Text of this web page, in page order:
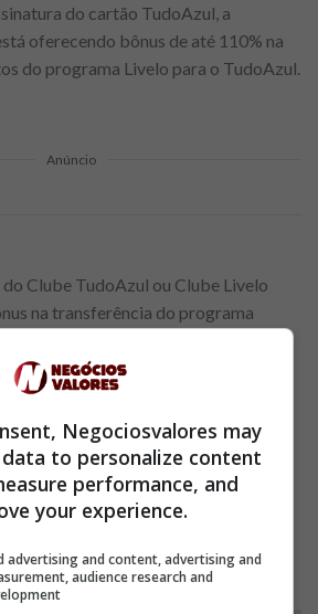
do cartão TudoAzul, a
oferecendo bônus de até 110% na
do programa Livelo para o TudoAzul.
Anúncio
Clube TudoAzul ou Clube Livelo
na transferência do programa
o bônus é de 70%.
transferir os pontos é necessário se
Para ganhar a bonificação nos
Livelo para o TudoAzul, é necessário
dentro do prazo da promoção. Feito
em até 10 dias.
adicional na
Negociosvalores may
to personalize content
performance, and
your experience.
advertising and content, advertising and
audience research and